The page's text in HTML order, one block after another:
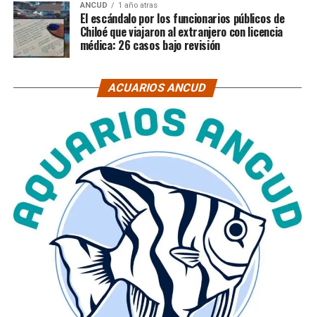
ANCUD 1 año atras
El escándalo por los funcionarios públicos de
Chiloé que viajaron al extranjero con licencia
médica: 26 casos bajo revisión
ACUARIOS ANCUD